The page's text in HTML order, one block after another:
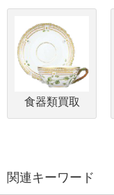
食器類買取
関連キーワード